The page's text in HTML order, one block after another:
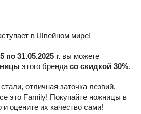
в Швейном мире!
по 31.05.2025 г. вы можете
этого бренда со скидкой 30%.
отличная заточка лезвий,
это Family! Покупайте ножницы в
оцените их качество сами!